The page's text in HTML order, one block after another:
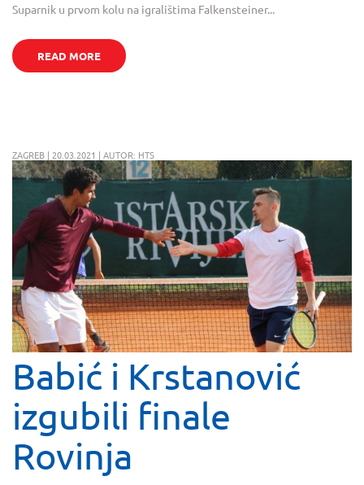
Suparnik u prvom kolu na igralištima Falkensteiner...
READ MORE
ZAGREB | 20.03.2021 | AUTOR: HTS
Babić i Krstanović
izgubili finale
Rovinja